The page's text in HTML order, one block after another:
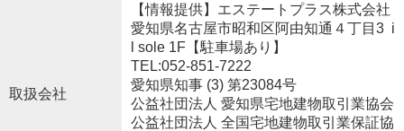
取扱会社
【情報提供】エステートプラス株式会社
愛知県名古屋市昭和区阿由知通４丁目3 i
l sole 1F【駐車場あり】
TEL:052-851-7222
愛知県知事 (3) 第23084号
公益社団法人 愛知県宅地建物取引業協会
公益社団法人 全国宅地建物取引業保証協